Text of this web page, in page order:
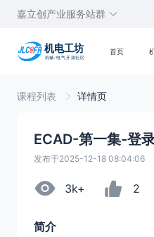
嘉立创产业服务站群
首页
课程列表 详情页
ECAD-第一集-登
发布于2025-12-18 08:04:06
3k+ 2
简介